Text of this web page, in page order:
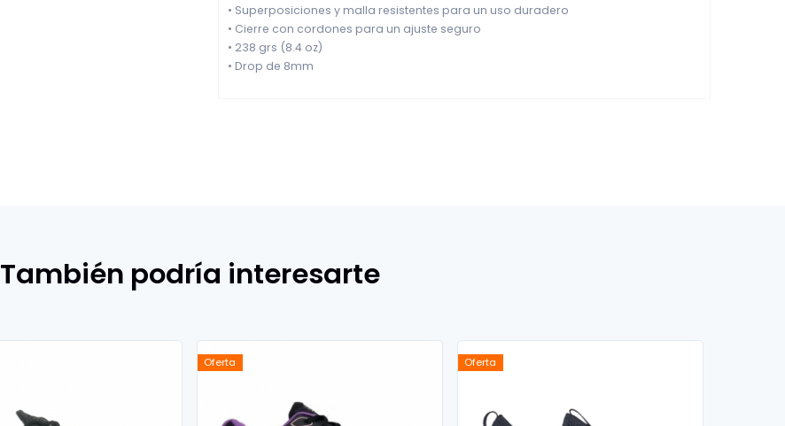
• Superposiciones y malla resistentes para un uso duradero
• Cierre con cordones para un ajuste seguro
• 238 grs (8.4 oz)
• Drop de 8mm
También podría interesarte
Oferta Oferta